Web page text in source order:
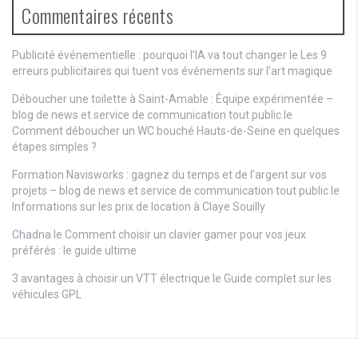
Commentaires récents
Publicité événementielle : pourquoi l’IA va tout changer le Les 9
erreurs publicitaires qui tuent vos événements sur l’art magique
Déboucher une toilette à Saint-Amable : Équipe expérimentée –
blog de news et service de communication tout public le
Comment déboucher un WC bouché Hauts-de-Seine en quelques
étapes simples ?
Formation Navisworks : gagnez du temps et de l’argent sur vos
projets – blog de news et service de communication tout public le
Informations sur les prix de location à Claye Souilly
Chadna le Comment choisir un clavier gamer pour vos jeux
préférés : le guide ultime
3 avantages à choisir un VTT électrique le Guide complet sur les
véhicules GPL